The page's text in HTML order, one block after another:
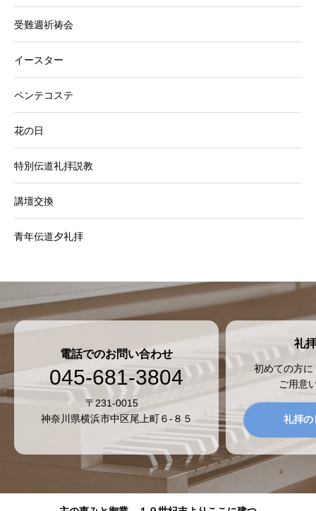
受難週祈祷会
イースター
ペンテコステ
花の日
特別伝道礼拝説教
講壇交換
青年伝道夕礼拝
電話でのお問い合わせ
045-681-3804
〒231-0015
神奈川県横浜市中区尾上町６-８５
礼
初めての方
ご用意
礼拝の